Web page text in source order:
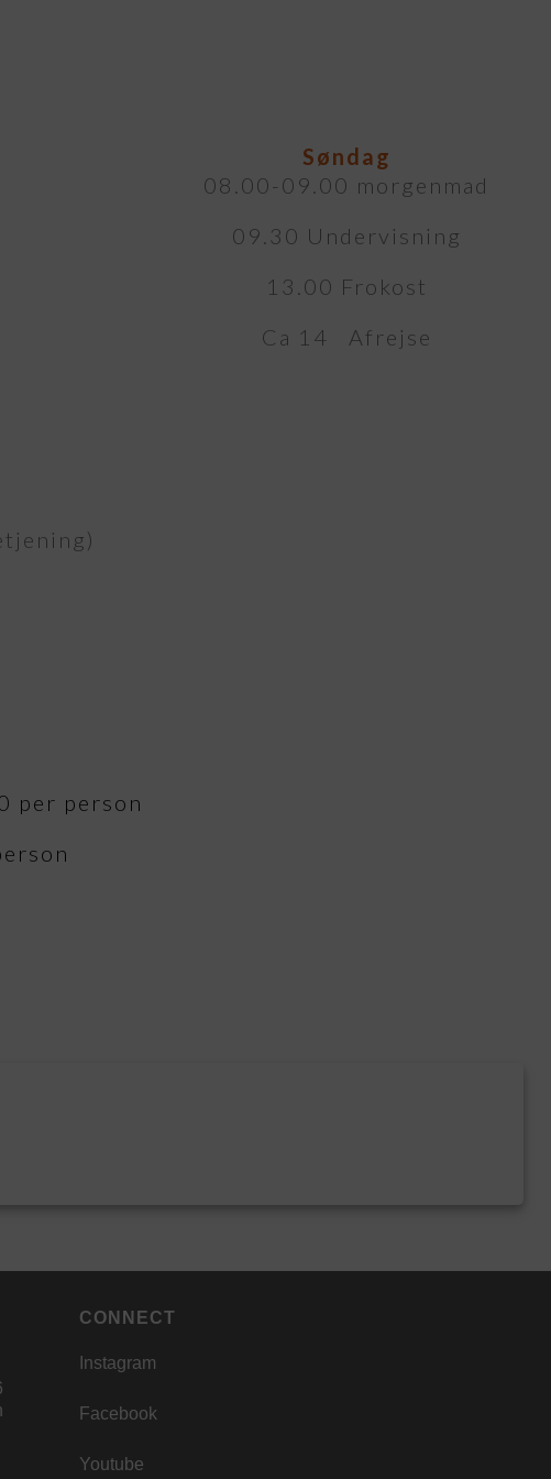
Søndag
08.00-09.00 morgenmad
09.30 Undervisning
13.00 Frokost
Ca 14 Afrejse
per person
CONNECT
Instagram
Facebook
Youtube